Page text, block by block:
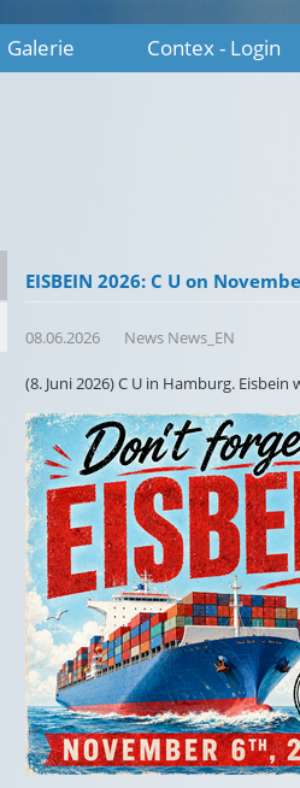
Galerie Contex - Login
EISBEIN 2026: C U on
08.06.2026 News News_EN
(8. Juni 2026) C U in Hamburg.